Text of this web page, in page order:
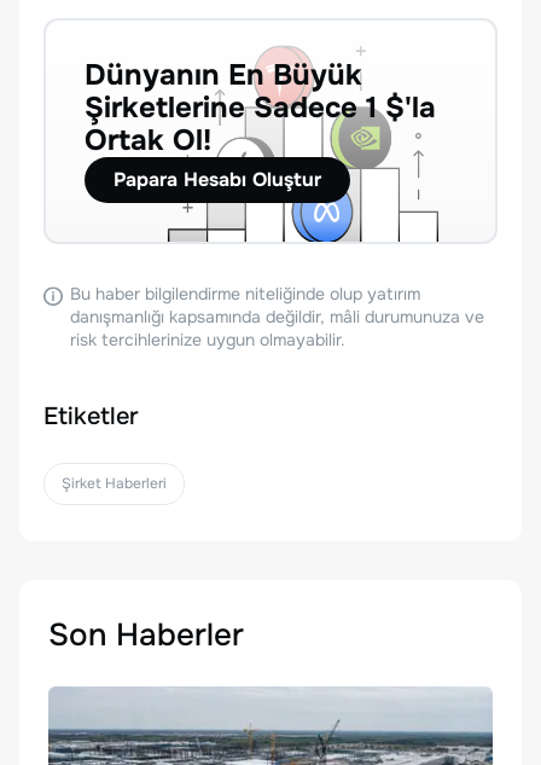
Dünyanın En Büyük
Şirketlerine Sadece 1 $'la
Ortak Ol!
Papara Hesabı Oluştur
Bu haber bilgilendirme niteliğinde olup yatırım
danışmanlığı kapsamında değildir, mâli durumunuza ve
risk tercihlerinize uygun olmayabilir.
Etiketler
Şirket Haberleri
Son Haberler